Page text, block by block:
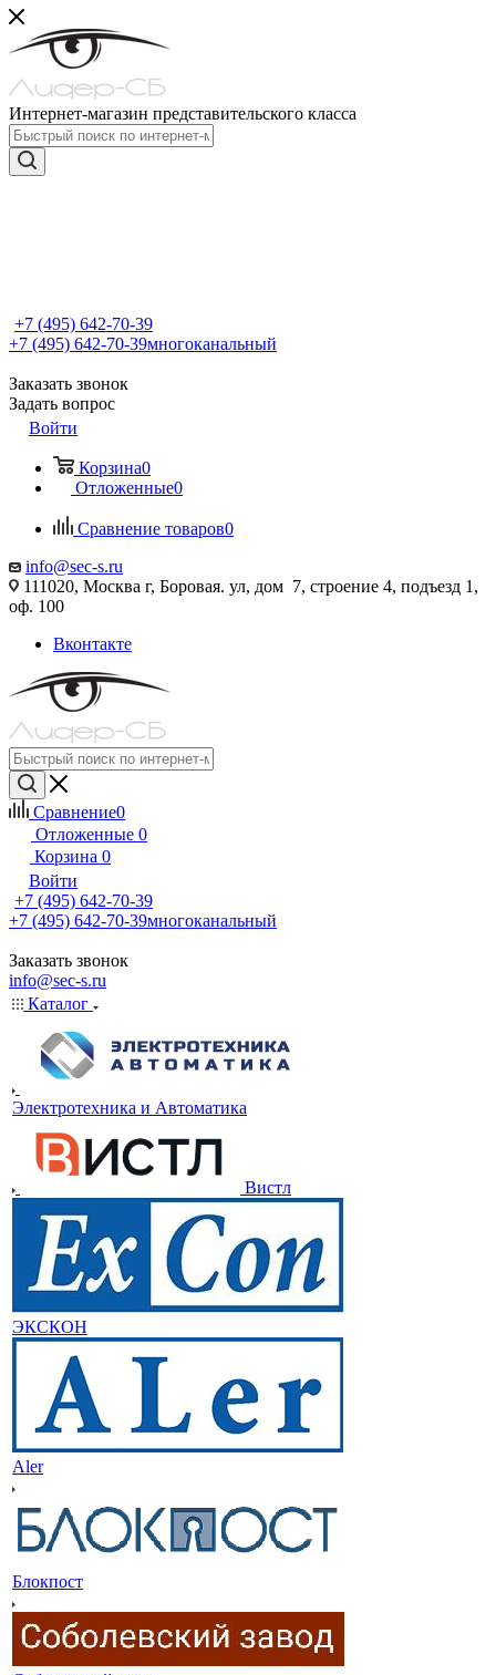
Интернет-магазин представительского класса
+7 (495) 642-70-39
+7 (495) 642-70-39многоканальный
Заказать звонок
Задать вопрос
Войти
Корзина0
Отложенные0
Сравнение товаров0
info@sec-s.ru
111020, Москва г, Боровая. ул, дом 7, строение 4, подъезд 1,
оф. 100
Вконтакте
Сравнение0
Отложенные 0
Корзина 0
Войти
+7 (495) 642-70-39
+7 (495) 642-70-39многоканальный
Заказать звонок
info@sec-s.ru
Каталог
Электротехника и Автоматика
Вистл
ЭКСКОН
Aler
Блокпост